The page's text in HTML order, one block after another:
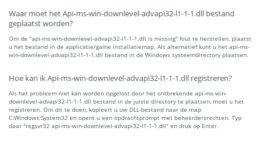
Waar moet het Api-ms-win-downlevel-advapi32-l1-1-1.dll bestand
geplaatst worden?
Om de "api-ms-win-downlevel-advapi32-l1-1-1.dll is missing" fout te herstellen, plaatst
u het bestand in de applicatie/game installatiemap. Als alternatief kunt u het api-ms-
win-downlevel-advapi32-l1-1-1.dll bestand in de Windows systeemdirectory plaatsen.
Hoe kan ik Api-ms-win-downlevel-advapi32-l1-1-1.dll registreren?
Als het probleem niet kan worden opgelost door het ontbrekende api-ms-win-
downlevel-advapi32-l1-1-1.dll bestand in de juiste directory te plaatsen, moet u het
registreren. Om dit te doen, kopieert u uw DLL-bestand naar de map
C:Windows:System32 en opent u een opdrachtprompt met beheerdersrechten. Typ
daar "regsvr32 api-ms-win-downlevel-advapi32-l1-1-1.dll" en druk op Enter.